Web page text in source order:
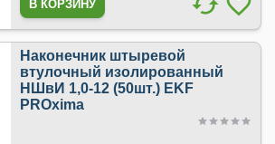
Наконечник штыревой
втулочный изолированный
НШвИ 1,0-12 (50шт.) EKF
PROxima